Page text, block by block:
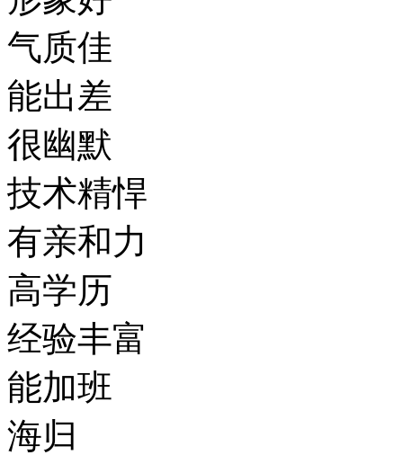
气质佳
能出差
很幽默
技术精悍
有亲和力
高学历
经验丰富
能加班
海归